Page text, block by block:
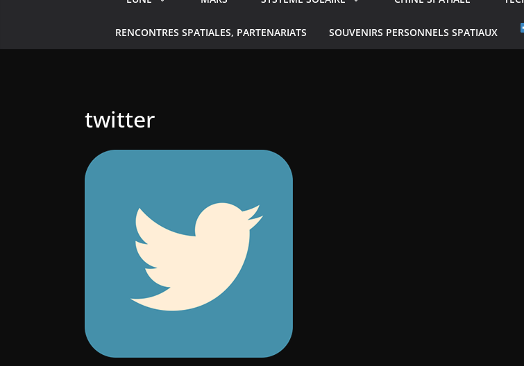
RENCONTRES SPATIALES, PARTENARIATS SOUVENIRS PERSONNELS SPATIAUX
twitter